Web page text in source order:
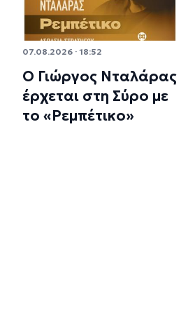
07.08.2026 · 18:52
Ο Γιώργος Νταλάρας
έρχεται στη Σύρο με
το «Ρεμπέτικο»